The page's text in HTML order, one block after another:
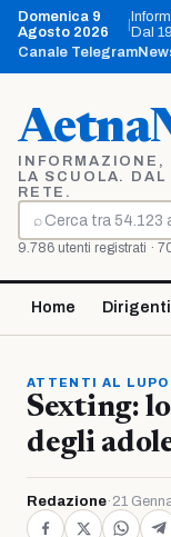
Vai
contenuto
Domenica 9
Agosto 2026
|Dal
Canale Telegram
LA SCUOLA.
RETE.
⌕
Cerca
9.786 utenti registrati ·
Home
ATTENTI AL LUPO
Sexting:
degli
Redazione· 21